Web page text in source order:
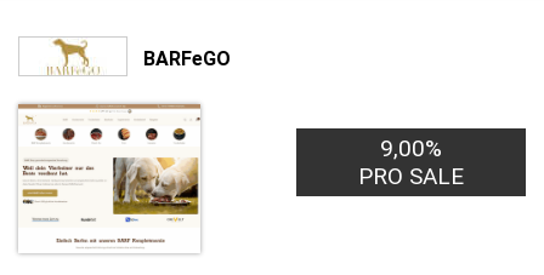
BARFeGO
9,00%
PRO SALE